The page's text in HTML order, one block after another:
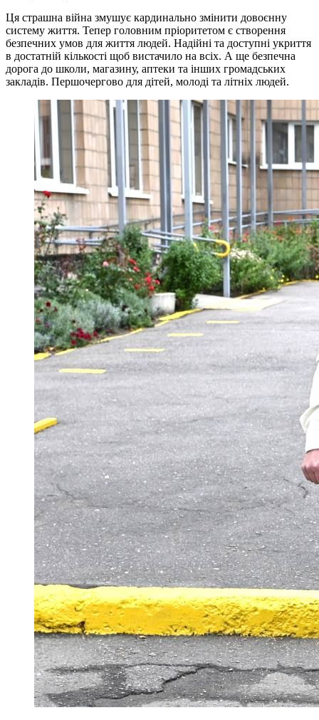
Ця страшна війна змушує кардинально змінити довоєнну
систему життя. Тепер головним пріоритетом є створення
безпечних умов для життя людей. Надійні та доступні укриття
в достатній кількості щоб вистачило на всіх. А ще безпечна
дорога до школи, магазину, аптеки та інших громадських
закладів. Першочергово для дітей, молоді та літніх людей.